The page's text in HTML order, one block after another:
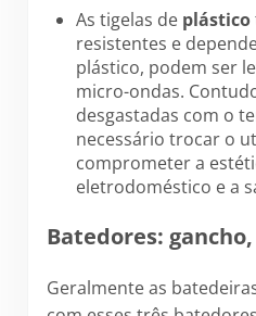
As tigelas de plástico
resistentes e
plástico, podem ser
micro-ondas.
desgastadas com o
necessário trocar o
comprometer a
eletrodoméstico e a
Batedores:
Geralmente as